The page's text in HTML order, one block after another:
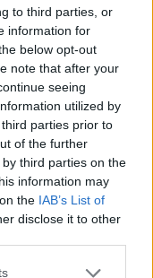
to third parties, or
information for
below opt-out
note that after your
seeing
utilized by
parties prior to
of the further
third parties on the
information may
the IAB’s List of
disclose it to other
wepchnięcia
muszli trzpienia w
osoby, które mają
mieć trudności z
gdyż poza tymi
innych możliwości
że mimo
regulacji
trzymaj się
boki, a przed
końcówki